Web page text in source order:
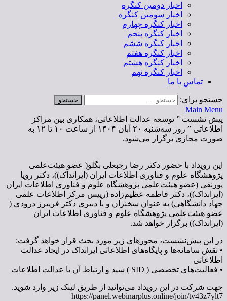
اخبار دومین کنگره
اخبار سومین کنگره
اخبار کنگره چهارم
اخبار کنگره پنجم
اخبار کنگره ششم
اخبار کنگره هفتم
اخبار کنگره هشتم
اخبار کنگره نهم
تماس با ما
جستجو برای:
Main Menu
پیش نشست ” توسعه عدالت اطلاعاتی، همکاری بین مراکز
اطلاعاتی ” روز سه‌شنبه ۲۰ آبان ۱۴۰۴ از ساعت‌ ۱۰‌ تا ۱۲ به
صورت مجازی برگزار می‌شود.
این رویداد با حضور دکتر رضا رجبعلی بگلو( عضو هیئت‌علمی
پژوهشگاه علوم و فناوری اطلاعات ایران (ایرانداک))، دکتر رویا
پورنقی (عضو هیئت‌علمی پژوهشگاه علوم و فناوری اطلاعات ایران
(ایرانداک))، دکتر فاطمه عظیم‌‌زاده (رییس مرکز اطلاعات علمی
جهاد دانشگاهی) به عنوان سخنران و با دبیری دکتر فریبرز درودی (
عضو هیئت‌علمی پژوهشگاه علوم و فناوری اطلاعات ایران
(ایرانداک)) برگزار خواهد شد.
در این پیش‌نشست، محورهای زیر مورد بحث قرار خواهد گرفت:
• نقش سامانه‌ها و پایگاه‌های اطلاعاتی ایرانداک در ایجاد عدالت
اطلاعاتی
• فعالیت‌های تخصصی ( SID ) سید و ارتباط آن با عدالت اطلاعات
جهت شرکت در این رویداد می‌توانید از طریق لینک زیر وارد شوید.
https://panel.webinarplus.online/join/tv43z7ylt7